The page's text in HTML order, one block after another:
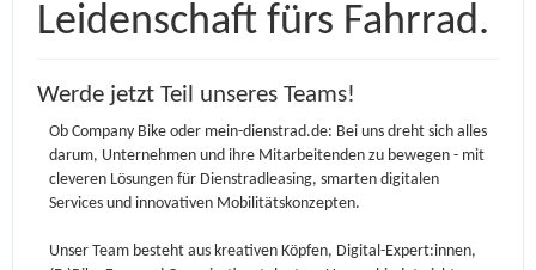
Leidenschaft fürs Fahrrad.
Werde jetzt Teil unseres Teams!
Ob Company Bike oder mein-dienstrad.de: Bei uns dreht sich alles
darum, Unternehmen und ihre Mitarbeitenden zu bewegen - mit
cleveren Lösungen für Dienstradleasing, smarten digitalen
Services und innovativen Mobilitätskonzepten.
Unser Team besteht aus kreativen Köpfen, Digital-Expert:innen,